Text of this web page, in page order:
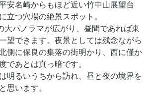
安名崎からもほど近い竹中山展望台
立つ穴場の絶景スポット。
大パノラマが広がり、昼間であれば東
望できます。夜景としては残念ながら
側に保良の集落の街明かり、西に僅か
であとは真っ暗です。
明るいうちから訪れ、昼と夜の境界を
思います。